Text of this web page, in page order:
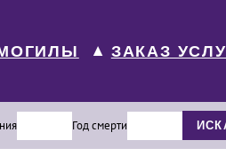
▼ ЗАКАЗ
Год смерти